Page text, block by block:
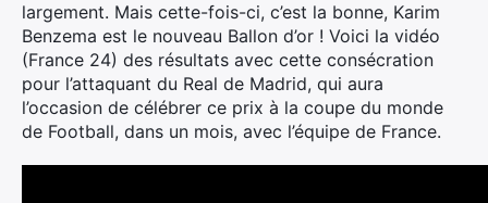
largement. Mais cette-fois-ci, c’est la bonne, Karim
Benzema est le nouveau Ballon d’or ! Voici la vidéo
(France 24) des résultats avec cette consécration
pour l’attaquant du Real de Madrid, qui aura
l’occasion de célébrer ce prix à la coupe du monde
de Football, dans un mois, avec l’équipe de France.